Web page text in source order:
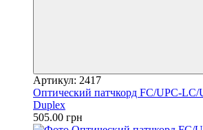
Артикул: 2417
Оптический патчкорд FC/UPC-
Duplex
505.00 грн